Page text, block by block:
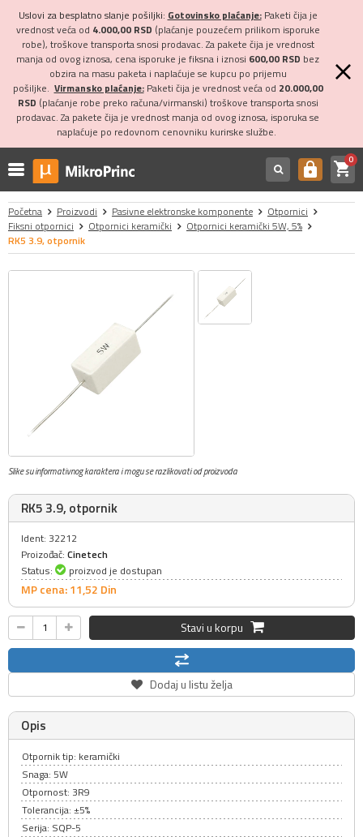
Uslovi za besplatno slanje pošiljki: Gotovinsko plaćanje:Paketi čija je
vrednost veća od 4.000,00 RSD (plaćanje pouzećem prilikom isporuke
robe), troškove transporta snosi prodavac. Za pakete čija je vrednost
manja od ovog iznosa, cena isporuke je fiksna i iznosi 600,00 RSD bez
obzira na masu paketa i naplaćuje se kupcu po prijemu
pošiljke. Virmansko plaćanje:Paketi čija je vrednost veća od 20.000,00
RSD (plaćanje robe preko računa/virmanski) troškove transporta snosi
prodavac. Za pakete čija je vrednost manja od ovog iznosa, isporuka se
naplaćuje po redovnom cenovniku kurirske službe.
https shopping_cart0
Početna Proizvodi Pasivne elektronske komponente
Otpornici
Fiksni otpornici
Otpornici keramički
Otpornici keramički 5W, 5%
RK5 3.9, otpornik
Slike su informativnog karaktera i mogu se razlikovati od proizvoda
RK5 3.9, otpornik
Ident: 32212
Proizođač: Cinetech
Status:
proizvod je dostupan
MP cena: 11,52 Din
Stavi u korpu
Dodaj u listu želja
Opis
Otpornik tip: keramički
Snaga: 5W
Otpornost: 3R9
Tolerancija: ±5%
Serija: SQP-5